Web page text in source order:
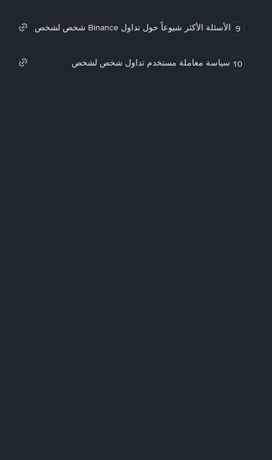
9 الأسئلة الأكثر شيوعاً حول تداول Binance شخص لشخص
10 سياسة معاملة مستخدم تداول شخص لشخص